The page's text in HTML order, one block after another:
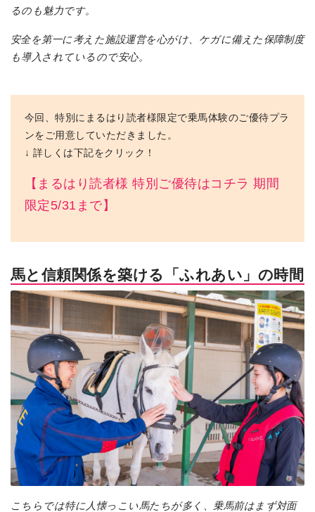
るのも魅力です。
安全を第一に考えた施設運営を心がけ、ケガに備えた保障制度
も導入されているので安心。
今回、特別にまるはり読者様限定で乗馬体験のご優待プラ
ンをご用意していただきました。
↓ 詳しくは下記をクリック！
【まるはり読者様 特別ご優待はコチラ 期間
限定5/31まで】
馬と信頼関係を築ける「ふれあい」の時間
こちらでは特に人懐っこい馬たちが多く、乗馬前はまず対面